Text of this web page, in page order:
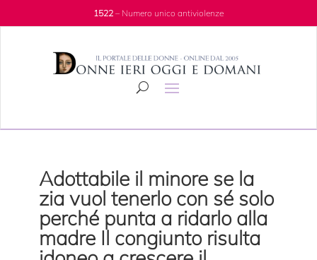
1522– Numero unico antiviolenze
Adottabile il minore se la
zia vuol tenerlo con sé solo
perché punta a ridarlo alla
madre Il congiunto risulta